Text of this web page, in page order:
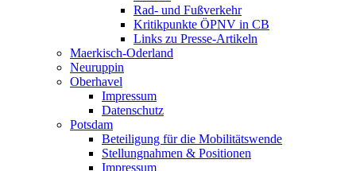
Rad- und Fußverkehr
Kritikpunkte ÖPNV in CB
Links zu Presse-Artikeln
Maerkisch-Oderland
Neuruppin
Oberhavel
Impressum
Datenschutz
Potsdam
Beteiligung für die Mobilitätswende
Stellungnahmen & Positionen
Impressum